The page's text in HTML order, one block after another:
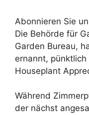
Abonnieren Sie
Die Behörde für
Garden Bureau,
ernannt,
Houseplant
Während
der nächst